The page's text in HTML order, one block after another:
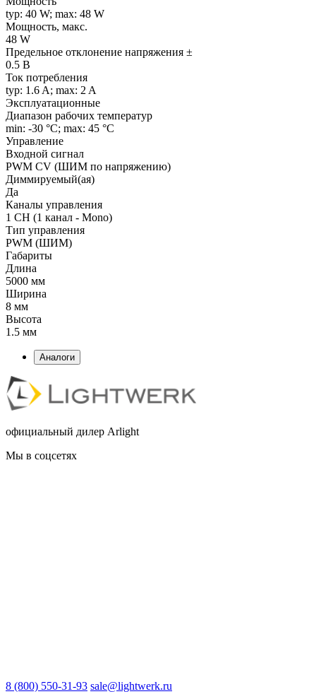
typ: 40 W; max: 48 W
Мощность, макс.
48 W
Предельное отклонение напряжения ±
0.5 В
Ток потребления
typ: 1.6 A; max: 2 A
Эксплуатационные
Диапазон рабочих температур
min: -30 °C; max: 45 °C
Управление
Входной сигнал
PWM СV (ШИМ по напряжению)
Диммируемый(ая)
Да
Каналы управления
1 CH (1 канал - Mono)
Тип управления
PWM (ШИМ)
Габариты
Длина
5000 мм
Ширина
8 мм
Высота
1.5 мм
Аналоги
официальный дилер Arlight
Мы в соцсетях
8 (800) 550-31-93 sale@lightwerk.ru